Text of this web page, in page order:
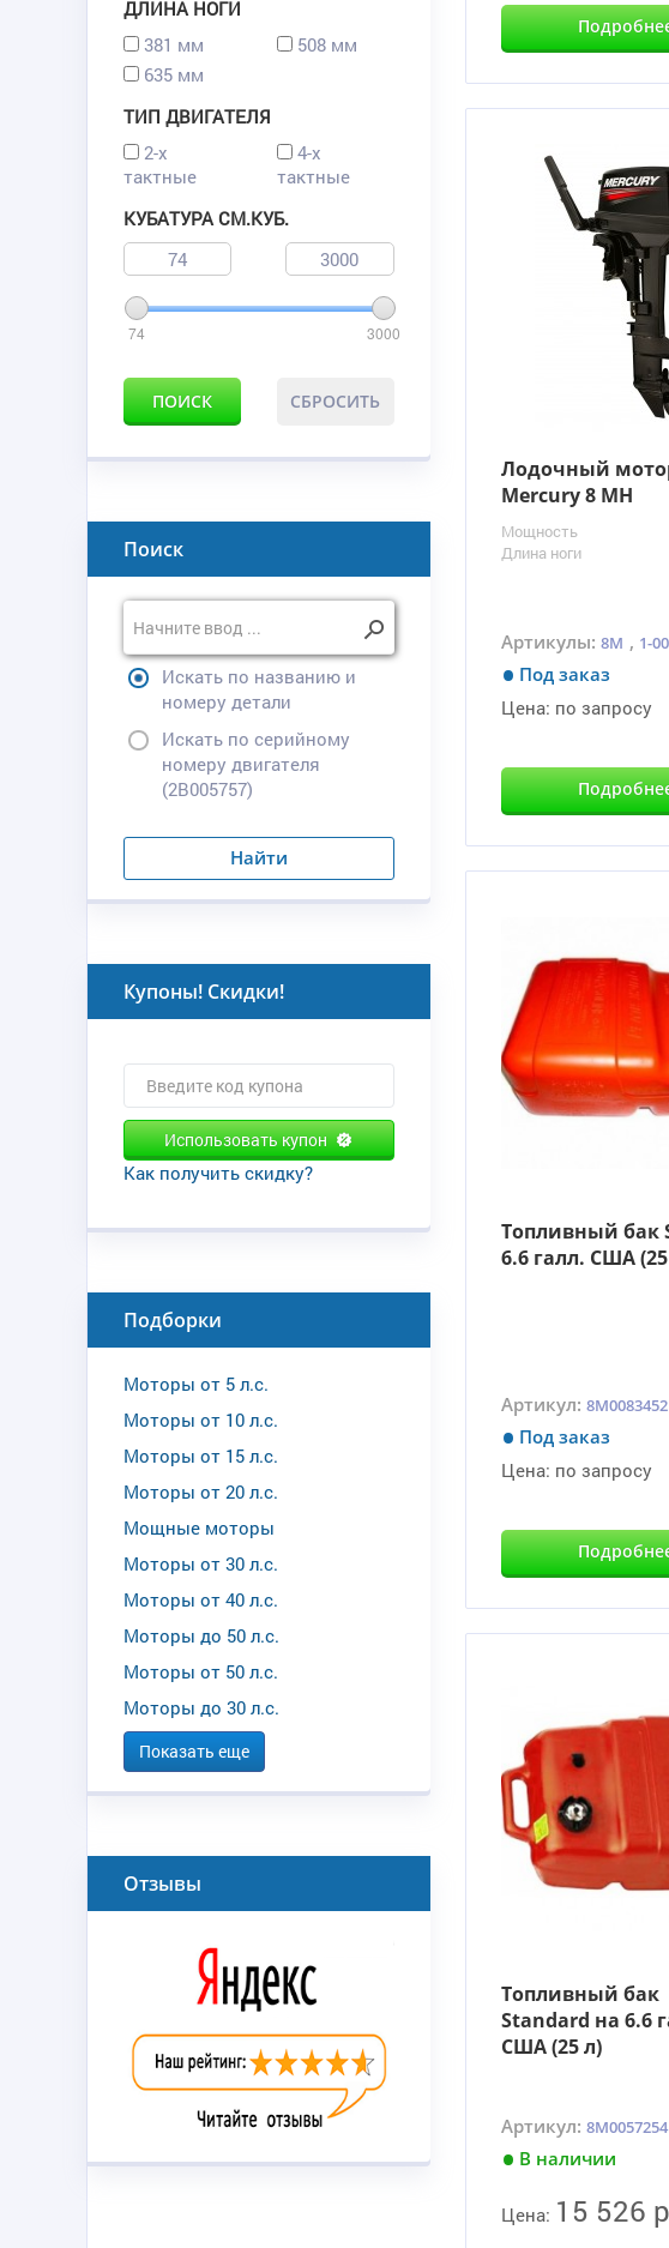
ДЛИНА НОГИ
381 мм
508 мм
635 мм
ТИП ДВИГАТЕЛЯ
2-х
тактные
4-х
тактные
КУБАТУРА СМ.КУБ.
74 3000
ПОИСК СБРОСИТЬ
Поиск
Искать по названию и
номеру детали
Искать по серийному
номеру двигателя
(2B005757)
Найти
Купоны! Скидки!
Использовать купон
Как получить скидку?
Подборки
Моторы от 5 л.с.
Моторы от 10 л.с.
Моторы от 15 л.с.
Моторы от 20 л.с.
Мощные моторы
Моторы от 30 л.с.
Моторы от 40 л.с.
Моторы до 50 л.с.
Моторы от 50 л.с.
Моторы до 30 л.с.
Показать еще
Отзывы
Лодочный
Mercury 8 MH
Мощность
Длина ноги
Артикулы: 8M , 1-
Под заказ
Цена: по запросу
Топливный бак
6.6 галл. США
Артикул: 8M0083452
Под заказ
Цена: по запросу
Топливный бак
Standard на 6.6
США (25 л)
Артикул: 8M0057254
В наличии
Цена: 15 526